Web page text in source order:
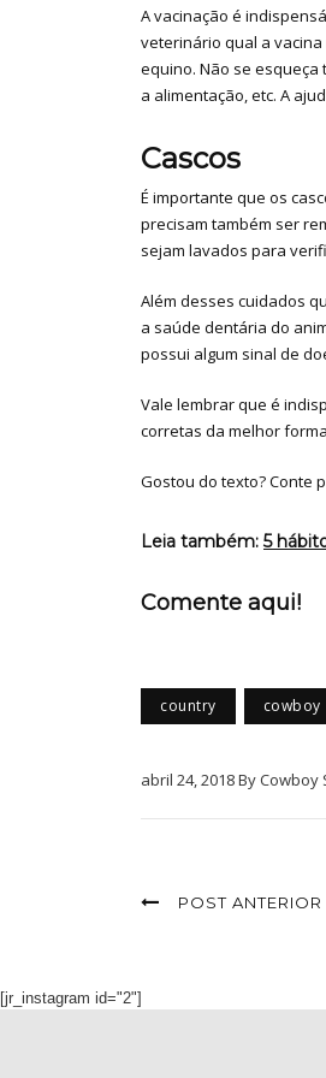
A vacinação é
veterinário qual a
equino. Não se
a alimentação, etc. A
Cascos
É importante que os
precisam também ser
sejam lavados para
Além desses cuidados
a saúde dentária do
possui algum sinal de
Vale lembrar que é
corretas da melhor
Gostou do texto? Conte
Leia também: 5
Comente aqui!
country cowboy
abril 24, 2018 By Cowboy
POST ANTERIOR
[jr_instagram id="2"]